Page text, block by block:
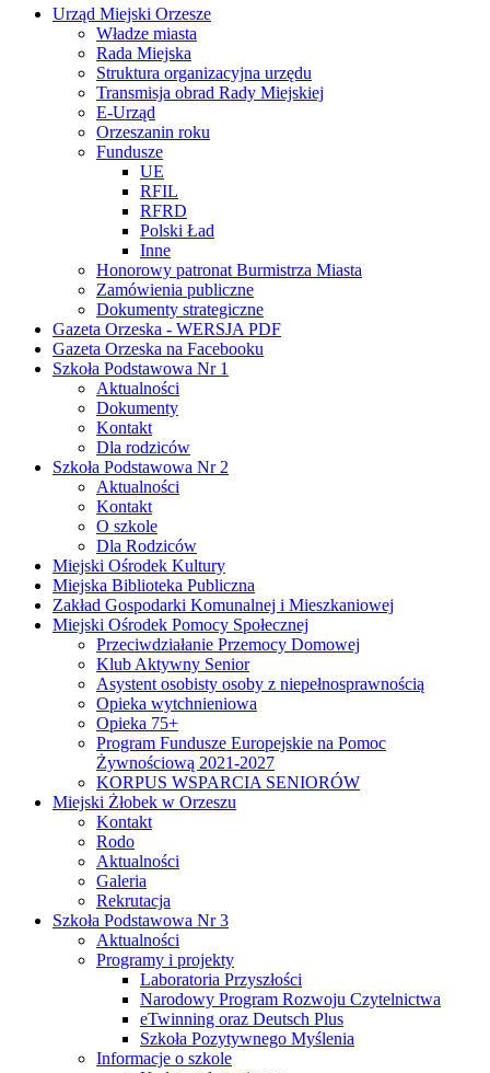
Urząd Miejski Orzesze
Władze miasta
Rada Miejska
Struktura organizacyjna urzędu
Transmisja obrad Rady Miejskiej
E-Urząd
Orzeszanin roku
Fundusze
UE
RFIL
RFRD
Polski Ład
Inne
Honorowy patronat Burmistrza Miasta
Zamówienia publiczne
Dokumenty strategiczne
Gazeta Orzeska - WERSJA PDF
Gazeta Orzeska na Facebooku
Szkoła Podstawowa Nr 1
Aktualności
Dokumenty
Kontakt
Dla rodziców
Szkoła Podstawowa Nr 2
Aktualności
Kontakt
O szkole
Dla Rodziców
Miejski Ośrodek Kultury
Miejska Biblioteka Publiczna
Zakład Gospodarki Komunalnej i Mieszkaniowej
Miejski Ośrodek Pomocy Społecznej
Przeciwdziałanie Przemocy Domowej
Klub Aktywny Senior
Asystent osobisty osoby z niepełnosprawnością
Opieka wytchnieniowa
Opieka 75+
Program Fundusze Europejskie na Pomoc
Żywnościową 2021-2027
KORPUS WSPARCIA SENIORÓW
Miejski Żłobek w Orzeszu
Kontakt
Rodo
Aktualności
Galeria
Rekrutacja
Szkoła Podstawowa Nr 3
Aktualności
Programy i projekty
Laboratoria Przyszłości
Narodowy Program Rozwoju Czytelnictwa
eTwinning oraz Deutsch Plus
Szkoła Pozytywnego Myślenia
Informacje o szkole